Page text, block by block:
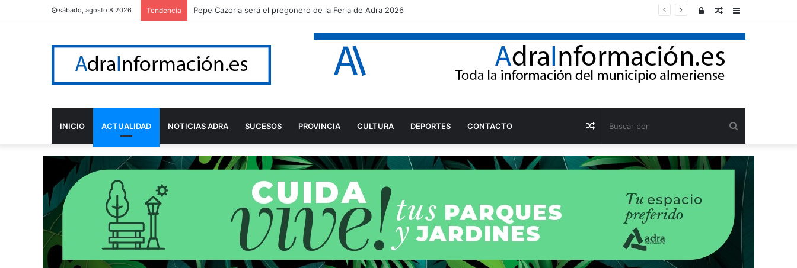
sábado, agosto 8 2026 Tendencia Pepe Cazorla será el pregonero de la Feria de Adra 2026 Barra
Publicación
azar
Acceso
INICIO ACTUALIDAD NOTICIAS ADRA SUCESOS PROVINCIA CULTURA DEPORTES CONTACTO
por
Publicación
al